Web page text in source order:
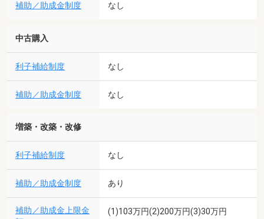
補助／助成金制度 なし
中古購入
利子補給制度 なし
補助／助成金制度 なし
増築・改築・改修
利子補給制度 なし
補助／助成金制度 あり
補助／助成金上限金
(1)103万円(2)200万円(3)30万円